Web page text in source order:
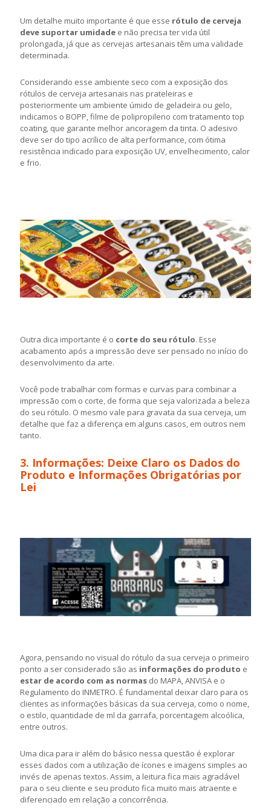
Um detalhe muito importante é que esse rótulo de cerveja
deve suportar umidade e não precisa ter vida útil
prolongada, já que as cervejas artesanais têm uma validade
determinada.
Considerando esse ambiente seco com a exposição dos
rótulos de cerveja artesanais nas prateleiras e
posteriormente um ambiente úmido de geladeira ou gelo,
indicamos o BOPP, filme de polipropileno com tratamento top
coating, que garante melhor ancoragem da tinta. O adesivo
deve ser do tipo acrílico de alta performance, com ótima
resistência indicado para exposição UV, envelhecimento, calor
e frio.
Outra dica importante é o corte do seu rótulo. Esse
acabamento após a impressão deve ser pensado no início do
desenvolvimento da arte.
Você pode trabalhar com formas e curvas para combinar a
impressão com o corte, de forma que seja valorizada a beleza
do seu rótulo. O mesmo vale para gravata da sua cerveja, um
detalhe que faz a diferença em alguns casos, em outros nem
tanto.
3. Informações: Deixe Claro os Dados do
Produto e Informações Obrigatórias por
Lei
Agora, pensando no visual do rótulo da sua cerveja o primeiro
ponto a ser considerado são as informações do produto e
estar de acordo com as normas do MAPA, ANVISA e o
Regulamento do INMETRO. É fundamental deixar claro para os
clientes as informações básicas da sua cerveja, como o nome,
o estilo, quantidade de ml da garrafa, porcentagem alcoólica,
entre outros.
Uma dica para ir além do básico nessa questão é explorar
esses dados com a utilização de ícones e imagens simples ao
invés de apenas textos. Assim, a leitura fica mais agradável
para o seu cliente e seu produto fica muito mais atraente e
diferenciado em relação a concorrência.